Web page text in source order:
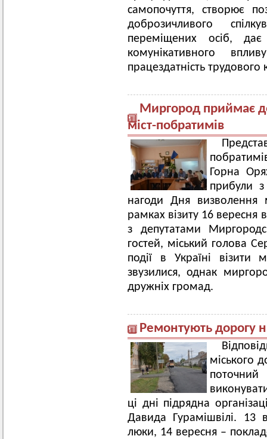
самопочуття, створює
доброзичливого
переміщених осіб, дає
комунікативного
працездатність трудового
Миргород приймає
міст-побратимів
Горна
прибули
нагоди Дня
рамках візиту 16 вересня
з депутатами
гостей, міський голова
події в Україні
звузилися, однак
дружніх громад.
Ремонтують дорогу
міського
ці дні підрядна
Давида Гурамішвілі. 13
люки, 14 вересня –